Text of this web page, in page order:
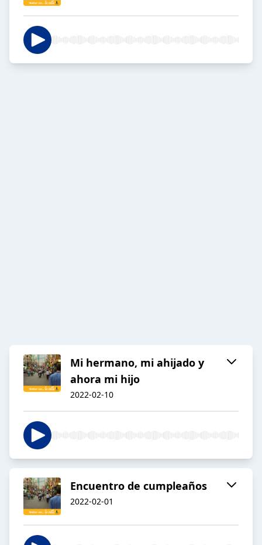
Mi hermano, mi ahijado y
ahora mi hijo
2022-02-10
Encuentro de cumpleaños
2022-02-01